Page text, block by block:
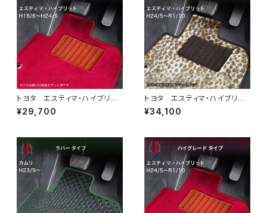
トヨタ エスティマ・ハイブリッ
ド H18/6〜H24/5（前期） 2
0系 フロアマット一式 カーマ
¥29,700
トヨタ エスティマ・ハイブリッ
ド H24/5〜R1/10（後期） 20
系 フロアマット一式 カーマッ
¥34,100